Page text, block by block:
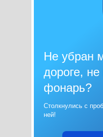
Не убран
дороге, не
фонарь?
Столкнулись с
ней!